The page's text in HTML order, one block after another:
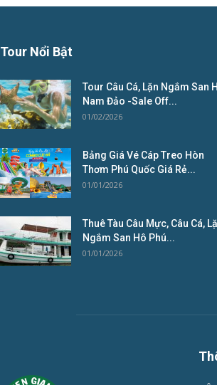
Tour Nổi Bật
Tour Câu Cá, Lặn Ngắm San
Nam Đảo -Sale Off...
01/02/2026
Bảng Giá Vé Cáp Treo Hòn
Thơm Phú Quốc Giá Rẻ...
01/01/2026
Thuê Tàu Câu Mực, Câu Cá,
Ngắm San Hô Phú...
01/01/2026